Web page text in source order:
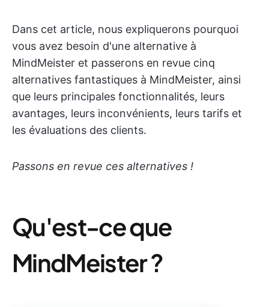
Dans cet article, nous expliquerons pourquoi
vous avez besoin d'une alternative à
MindMeister et passerons en revue cinq
alternatives fantastiques à MindMeister, ainsi
que leurs principales fonctionnalités, leurs
avantages, leurs inconvénients, leurs tarifs et
les évaluations des clients.
Passons en revue ces alternatives !
Qu'est-ce que
MindMeister ?